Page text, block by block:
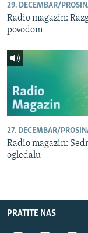
29. DECEMBAR/
Radio magazin:
povodom
27. DECEMBAR/
Radio magazin:
ogledalu
PRATITE NAS